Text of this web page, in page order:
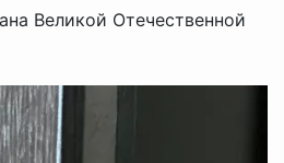
Великой Отечественной